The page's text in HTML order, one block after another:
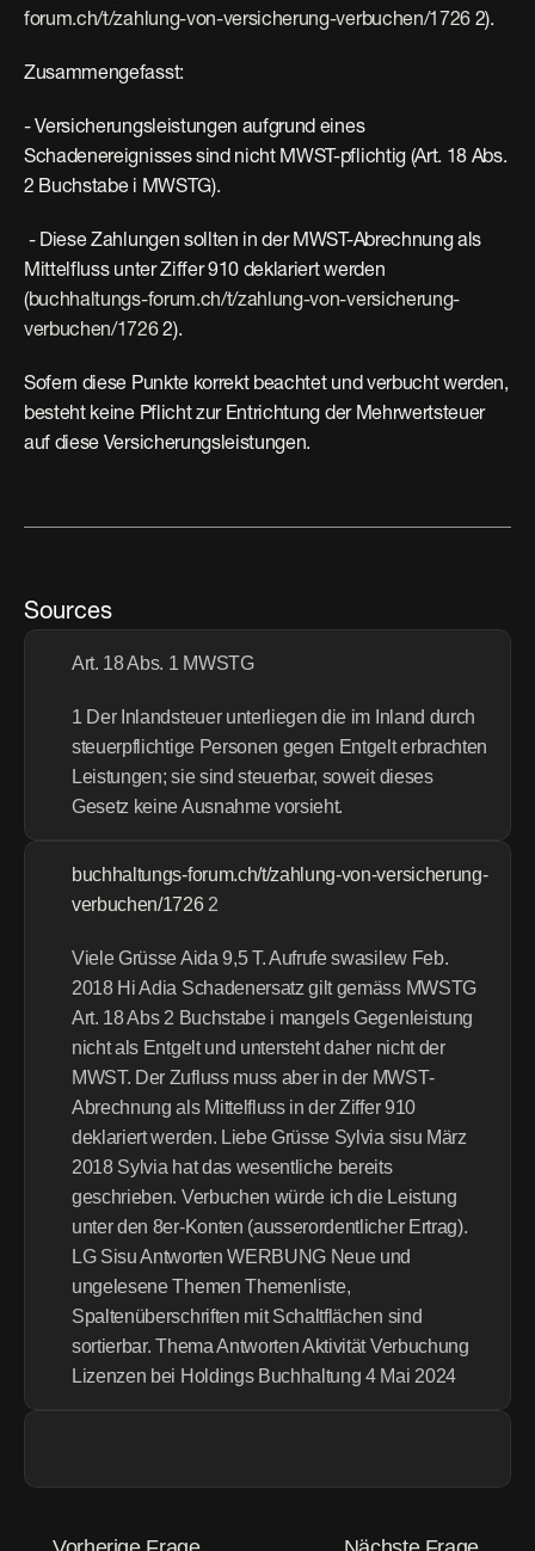
forum.ch/t/zahlung-von-versicherung-verbuchen/1726 2).
Zusammengefasst:
- Versicherungsleistungen aufgrund eines
Schadenereignisses sind nicht MWST-pflichtig (Art. 18 Abs.
2 Buchstabe i MWSTG).
Mittelfluss unter Ziffer 910 deklariert werden
(buchhaltungs-forum.ch/t/zahlung-von-versicherung-
verbuchen/1726 2).
Sofern diese Punkte korrekt beachtet und verbucht werden,
besteht keine Pflicht zur Entrichtung der Mehrwertsteuer
auf diese Versicherungsleistungen.
Sources
Art. 18 Abs. 1 MWSTG
1 Der Inlandsteuer unterliegen die im Inland durch
steuerpflichtige Personen gegen Entgelt erbrachten
Leistungen; sie sind steuerbar, soweit dieses
Gesetz keine Ausnahme vorsieht.
buchhaltungs-forum.ch/t/zahlung-von-versicherung-
verbuchen/1726 2
Viele Grüsse Aida 9,5 T. Aufrufe swasilew Feb.
2018 Hi Adia Schadenersatz gilt gemäss MWSTG
Art. 18 Abs 2 Buchstabe i mangels Gegenleistung
nicht als Entgelt und untersteht daher nicht der
MWST. Der Zufluss muss aber in der MWST-
Abrechnung als Mittelfluss in der Ziffer 910
deklariert werden. Liebe Grüsse Sylvia sisu März
2018 Sylvia hat das wesentliche bereits
geschrieben. Verbuchen würde ich die Leistung
unter den 8er-Konten (ausserordentlicher Ertrag).
LG Sisu Antworten WERBUNG Neue und
ungelesene Themen Themenliste,
Spaltenüberschriften mit Schaltflächen sind
sortierbar. Thema Antworten Aktivität Verbuchung
Lizenzen bei Holdings Buchhaltung 4 Mai 2024